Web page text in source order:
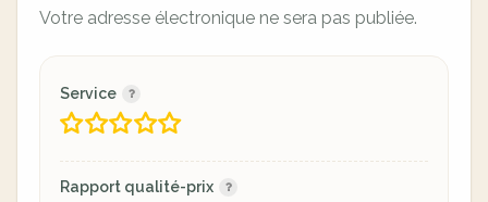
Votre adresse électronique ne sera pas publiée.
Service
Rapport qualité-prix